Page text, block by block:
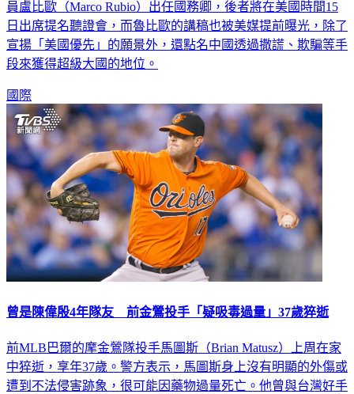
員盧比歐（Marco Rubio）出任國務卿，後者將在美國時間15
日出席提名聽證會，而魯比歐的講稿也被美媒提前曝光，除了
宣揚「美國優先」的願景外，還點名中國透過撒謊、欺騙等手
段來獲得超級大國的地位。
國際
曾是陳偉殷4年隊友 前金鶯投手「疑吸毒過量」37歲猝逝
前MLB巴爾的摩金鶯隊投手馬圖斯（Brian Matusz）上周在家
中猝逝，享年37歲。警方表示，馬圖斯身上沒有明顯的外傷或
遭到不法侵害跡象，很可能因藥物過量死亡。他曾與台灣好手